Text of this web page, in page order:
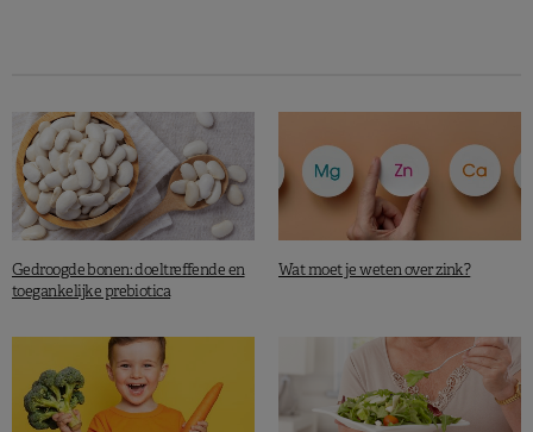
Gedroogde bonen: doeltreffende en
toegankelijke prebiotica
Wat moet je weten over zink?